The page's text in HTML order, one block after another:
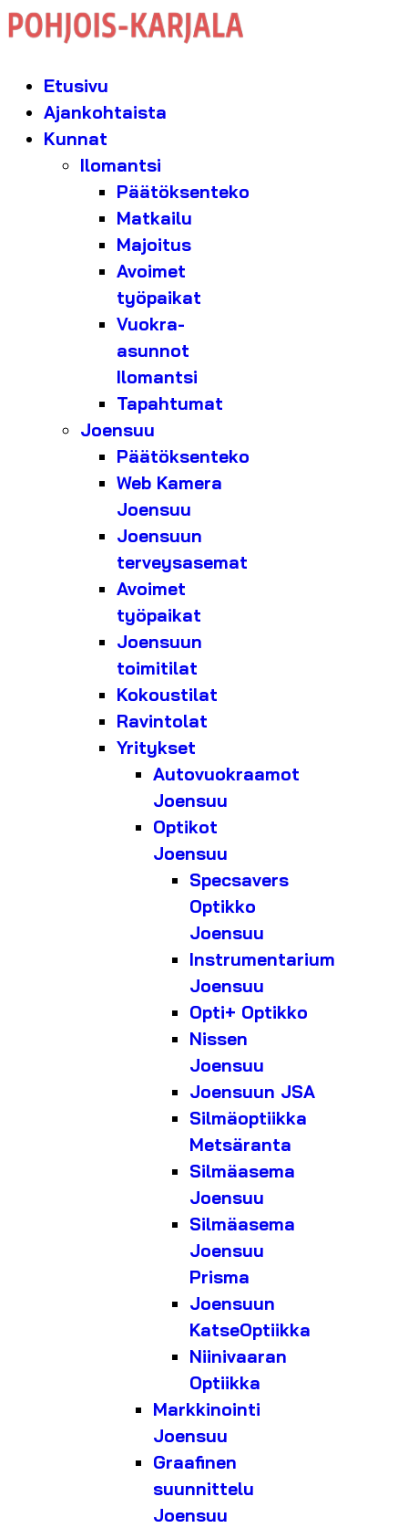
Etusivu
Ajankohtaista
Kunnat
Ilomantsi
Päätöksenteko
Matkailu
Majoitus
Avoimet
työpaikat
Vuokra-
asunnot
Ilomantsi
Tapahtumat
Joensuu
Päätöksenteko
Web Kamera
Joensuu
Joensuun
terveysasemat
Avoimet
työpaikat
Joensuun
toimitilat
Kokoustilat
Ravintolat
Yritykset
Autovuokraamot
Joensuu
Optikot
Joensuu
Specsavers
Optikko
Joensuu
Instrumentarium
Joensuu
Opti+ Optikko
Nissen
Joensuu
Joensuun JSA
Silmäoptiikka
Metsäranta
Silmäasema
Joensuu
Silmäasema
Joensuu
Prisma
Joensuun
KatseOptiikka
Niinivaaran
Optiikka
Markkinointi
Joensuu
Graafinen
suunnittelu
Joensuu